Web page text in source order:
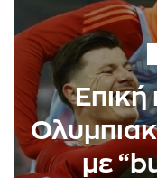
Επική
με